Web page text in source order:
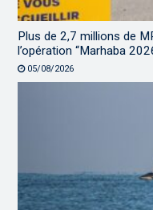
Plus de 2,7 millions de
l’opération “Marhaba
05/08/2026